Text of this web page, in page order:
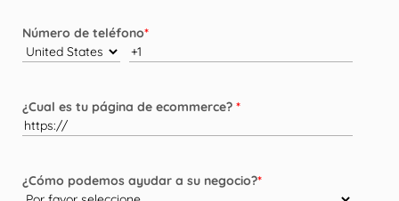
Número de teléfono*
¿Cual es tu página de ecommerce? *
¿Cómo podemos ayudar a su negocio?*